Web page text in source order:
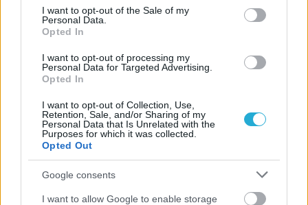
consent section.
I want to opt-out of the Sale of my
Personal Data.
Opted In
I want to opt-out of processing my
Personal Data for Targeted Advertising.
Opted In
I want to opt-out of Collection, Use,
Retention, Sale, and/or Sharing of my
Personal Data that Is Unrelated with the
Purposes for which it was collected.
Opted Out
Google consents
I want to allow Google to enable storage